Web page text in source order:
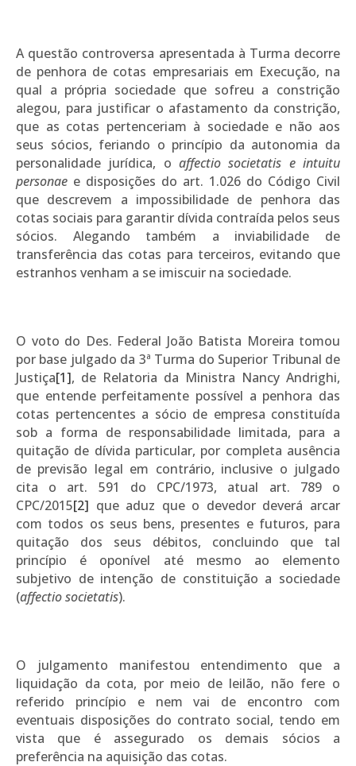
A questão controversa apresentada à Turma decorre
de penhora de cotas empresariais em Execução, na
qual a própria sociedade que sofreu a constrição
alegou, para justificar o afastamento da constrição,
que as cotas pertenceriam à sociedade e não aos
seus sócios, feriando o princípio da autonomia da
personalidade jurídica, o affectio societatis e intuitu
personae e disposições do art. 1.026 do Código Civil
que descrevem a impossibilidade de penhora das
cotas sociais para garantir dívida contraída pelos seus
sócios. Alegando também a inviabilidade de
transferência das cotas para terceiros, evitando que
estranhos venham a se imiscuir na sociedade.
O voto do Des. Federal João Batista Moreira tomou
por base julgado da 3ª Turma do Superior Tribunal de
Justiça[1], de Relatoria da Ministra Nancy Andrighi,
que entende perfeitamente possível a penhora das
cotas pertencentes a sócio de empresa constituída
sob a forma de responsabilidade limitada, para a
quitação de dívida particular, por completa ausência
de previsão legal em contrário, inclusive o julgado
cita o art. 591 do CPC/1973, atual art. 789 o
CPC/2015[2] que aduz que o devedor deverá arcar
com todos os seus bens, presentes e futuros, para
quitação dos seus débitos, concluindo que tal
princípio é oponível até mesmo ao elemento
subjetivo de intenção de constituição a sociedade
(affectio societatis).
O julgamento manifestou entendimento que a
liquidação da cota, por meio de leilão, não fere o
referido princípio e nem vai de encontro com
eventuais disposições do contrato social, tendo em
vista que é assegurado os demais sócios a
preferência na aquisição das cotas.